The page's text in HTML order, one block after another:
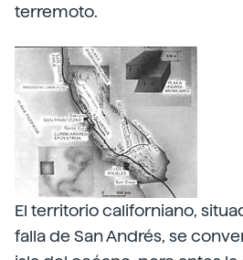
terremoto.
El territorio californiano,
falla de San Andrés, se